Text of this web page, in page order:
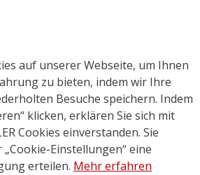
auf unserer Webseite, um Ihnen
zu bieten, indem wir Ihre
Besuche speichern. Indem
klicken, erklären Sie sich mit
Cookies einverstanden. Sie
Einstellungen“ eine
erteilen. Mehr erfahren